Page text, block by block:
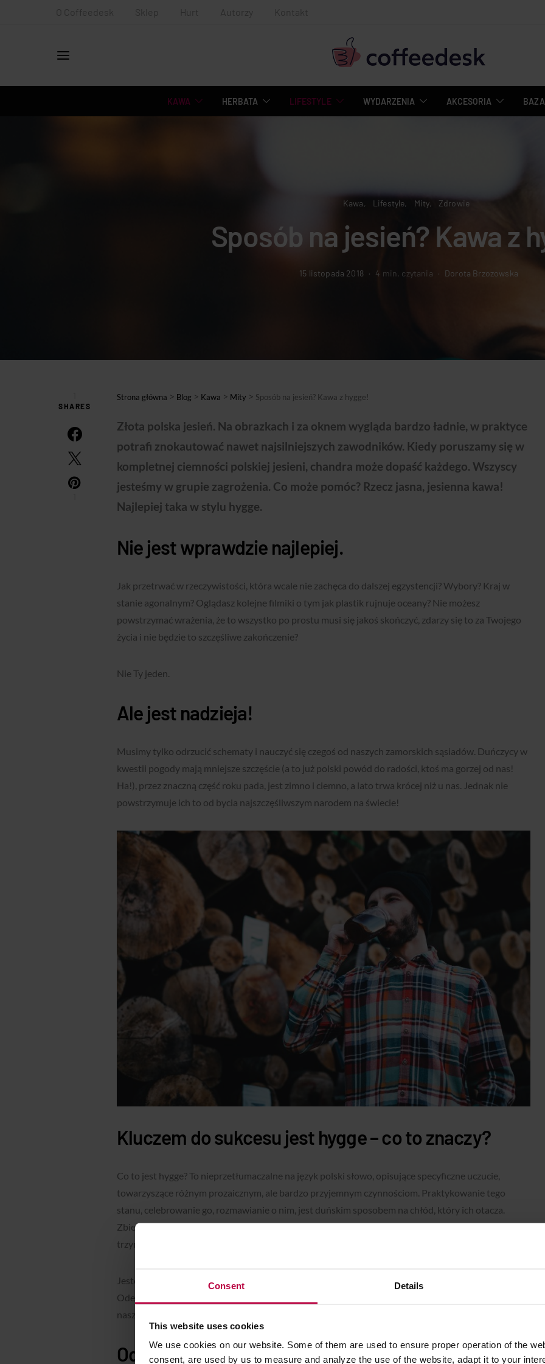
Consent Details
This website uses cookies
We use cookies on our website. Some of them are used to ensure proper operation of the
consent, are used by us to measure and analyze the use of the website, adapt it to your
O Coffeedesk Sklep Hurt Autorzy Kontakt
KAWA HERBATA LIFESTYLE WYDARZENIA AKCESORIA
Kawa Lifestyle Mity Zdrowie
Sposób na jesień? Kawa z
15 listopada 2018 4 min. czytania Dorota Brzozowska
SHARES
Strona główna > Blog > Kawa > Mity > Sposób na jesień? Kawa z hygge!
Złota polska jesień. Na obrazkach i za oknem wygląda bardzo ładnie, w praktyce
potrafi znokautować nawet najsilniejszych zawodników. Kiedy poruszamy się w
kompletnej ciemności polskiej jesieni, chandra może dopaść każdego. Wszyscy
jesteśmy w grupie zagrożenia. Co może pomóc? Rzecz jasna, jesienna kawa!
Najlepiej taka w stylu hygge.
Nie jest wprawdzie najlepiej.
Jak przetrwać w rzeczywistości, która wcale nie zachęca do dalszej egzystencji? Wybory? Kraj w
stanie agonalnym? Oglądasz kolejne filmiki o tym jak plastik rujnuje oceany? Nie możesz
powstrzymać wrażenia, że to wszystko po prostu musi się jakoś skończyć, zdarzy się to za Twojego
życia i nie będzie to szczęśliwe zakończenie?
Nie Ty jeden.
Ale jest nadzieja!
Musimy tylko odrzucić schematy i nauczyć się czegoś od naszych zamorskich sąsiadów. Duńczycy w
kwestii pogody mają mniejsze szczęście (a to już polski powód do radości, ktoś ma gorzej od nas!
Ha!), przez znaczną część roku pada, jest zimno i ciemno, a lato trwa krócej niż u nas. Jednak nie
powstrzymuje ich to od bycia najszczęśliwszym narodem na świecie!
Kluczem do sukcesu jest hygge – co to znaczy?
Co to jest hygge? To nieprzetłumaczalne na język polski słowo, opisujące specyficzne uczucie,
towarzyszące różnym prozaicznym, ale bardzo przyjemnym czynnościom. Praktykowanie tego
stanu, celebrowanie go, rozmawianie o nim, jest duńskim sposobem na chłód, który ich otacza.
Zbierają po prostu wszelkie możliwe ciepło zawarte w rzeczach, jedzeniu, rytuałach i ludziach –
trzymając je blisko siebie, nie poddają się dyktaturze skostnienia za oknem.
Jesteśmy uwarunkowani naszą kulturą – ale to nie znaczy, że musimy się jej bezwiednie poddać.
Oderwijmy się więc od tego i spróbujmy kilku prostych chwytów w stylu hygge, które mogą uczynić
naszą jesienny żywot jeśli nie lepszy, to przynajmniej bardziej znośny.
Od czego zacząć? Od kawy na jesień